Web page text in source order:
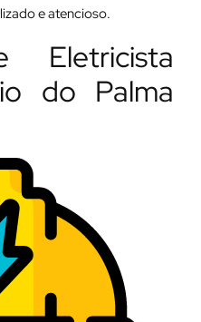
e atencioso.
Eletricista
do Palma